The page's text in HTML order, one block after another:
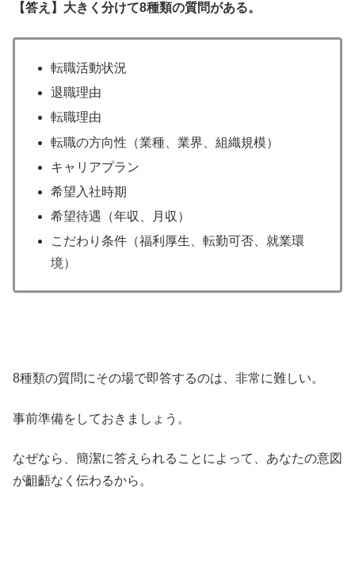
【答え】大きく分けて8種類の質問がある。
転職活動状況
退職理由
転職理由
転職の方向性（業種、業界、組織規模）
キャリアプラン
希望入社時期
希望待遇（年収、月収）
こだわり条件（福利厚生、転勤可否、就業環
境）
8種類の質問にその場で即答するのは、非常に難しい。
事前準備をしておきましょう。
なぜなら、簡潔に答えられることによって、あなたの意図
が齟齬なく伝わるから。